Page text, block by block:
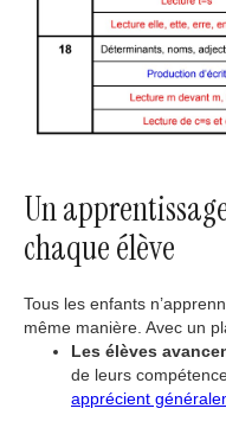
Un
chaque élève
Tous les enfants
même manière. Avec un
Les élèves
de leurs
apprécient